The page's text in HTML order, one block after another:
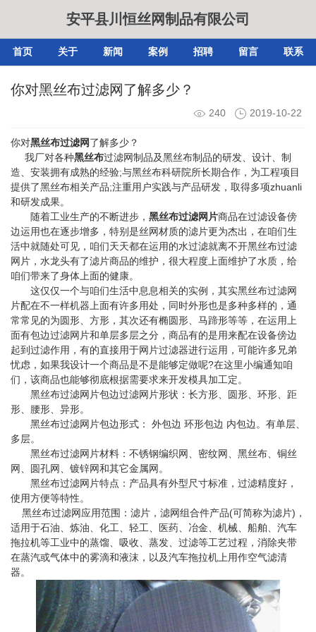
安平县川恒丝网制品有限公司
首页 关于 新闻 案例 招聘 留言 联系
你对黑丝布过滤网了解多少？
240 2019-10-22
你对黑丝布过滤网了解多少？
我厂对各种黑丝布过滤网制品及黑丝布制品的研发、设计、制
造、安装拥有成熟的经验;与黑丝布科研院所长期合作，为工程项目
提供了黑丝布相关产品;注重用户实践与产品研发，取得多项zhuanli
和研发成果。
随着工业生产的不断进步， 黑丝布过滤网片商品在过滤设备傍
边运用也在逐步增多，特别是丝网材质的滤片更为杰出，在咱们生
活中就随处可见，咱们天天都在运用的水过滤就离不开黑丝布过滤
网片，水龙头有了滤片商品的维护，很大程度上面维护了水质，给
咱们带来了身体上面的健康。
这仅仅一个与咱们生活中息息相关的实例，其实黑丝布过滤网
片配在不一样机器上面有许多用处，同时外形也是多种多样的，通
常常见的为圆形、方形，其次还有椭圆形、马蹄形等等，在运用上
面有包边过滤网片和单层多层之分，商品有的是用来配在设备傍边
起到过滤作用，有的直接用于网片过滤器进行运用，可能许多兄弟
忧虑，如果我设计一个商品是不是能够定做呢?在这里小编通知咱
们，该商品也能够彻底根据需要求来开发模具加工定。
黑丝布过滤网片包边过滤网片形状：长方形、圆形、环形、距
形、腰形、异形。
黑丝布过滤网片包边形式： 外包边 环形包边 内包边。有单层、
多层。
黑丝布过滤网片材料：不锈钢编织网、密纹网、黑丝布、铜丝
网、圆孔网、镀锌网和其它金属网。
黑丝布过滤网片特点：产品具有外型尺寸标准，过滤精度好，
使用方便等特性。
黑丝布过滤网应用范围：滤片，滤网组合件产品(可简称为滤片)，
适用于石油、炼油、化工、轻工、医药、冶金、机械、船舶、汽车
拖拉机等工业中的蒸馏、吸收、蒸发、过滤等工艺过程，消除夹带
在蒸汽或气体中的雾滴和液沫，以及汽车拖拉机上用作空气滤清
器。